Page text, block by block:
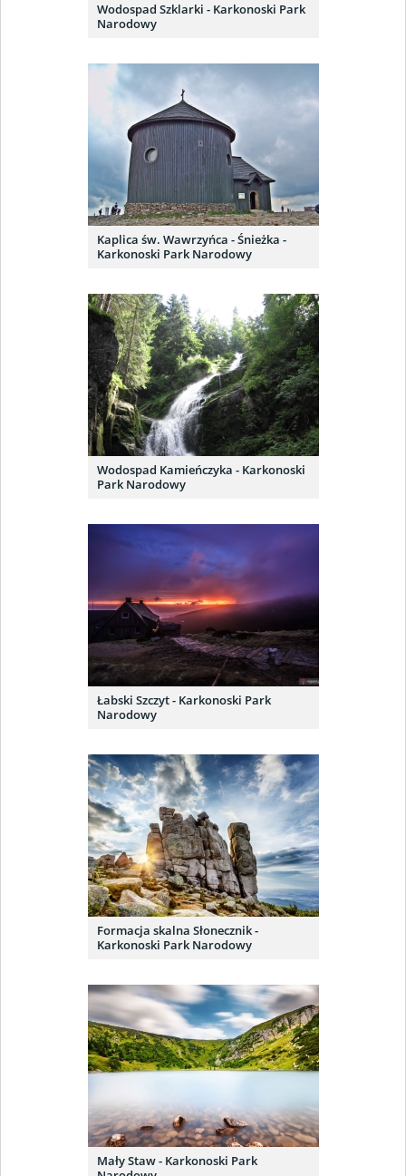
Wodospad Szklarki - Karkonoski Park
Narodowy
Kaplica św. Wawrzyńca - Śnieżka -
Karkonoski Park Narodowy
Wodospad Kamieńczyka - Karkonoski
Park Narodowy
Łabski Szczyt - Karkonoski Park
Narodowy
Formacja skalna Słonecznik -
Karkonoski Park Narodowy
Mały Staw - Karkonoski Park